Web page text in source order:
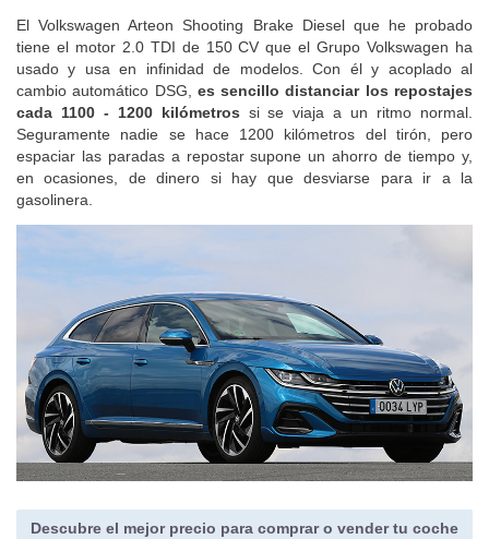
El Volkswagen Arteon Shooting Brake Diesel que he probado
tiene el motor 2.0 TDI de 150 CV que el Grupo Volkswagen ha
usado y usa en infinidad de modelos. Con él y acoplado al
cambio automático DSG, es sencillo distanciar los repostajes
cada 1100 - 1200 kilómetros si se viaja a un ritmo normal.
Seguramente nadie se hace 1200 kilómetros del tirón, pero
espaciar las paradas a repostar supone un ahorro de tiempo y,
en ocasiones, de dinero si hay que desviarse para ir a la
gasolinera.
Descubre el mejor precio para comprar o vender tu coche